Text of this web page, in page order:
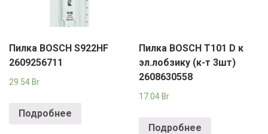
Пилка BOSCH S922HF
2609256711
29.54 Br
Подробнее
Пилка BOSCH T101 D к
эл.лобзику (к-т 3шт)
2608630558
17.04 Br
Подробнее